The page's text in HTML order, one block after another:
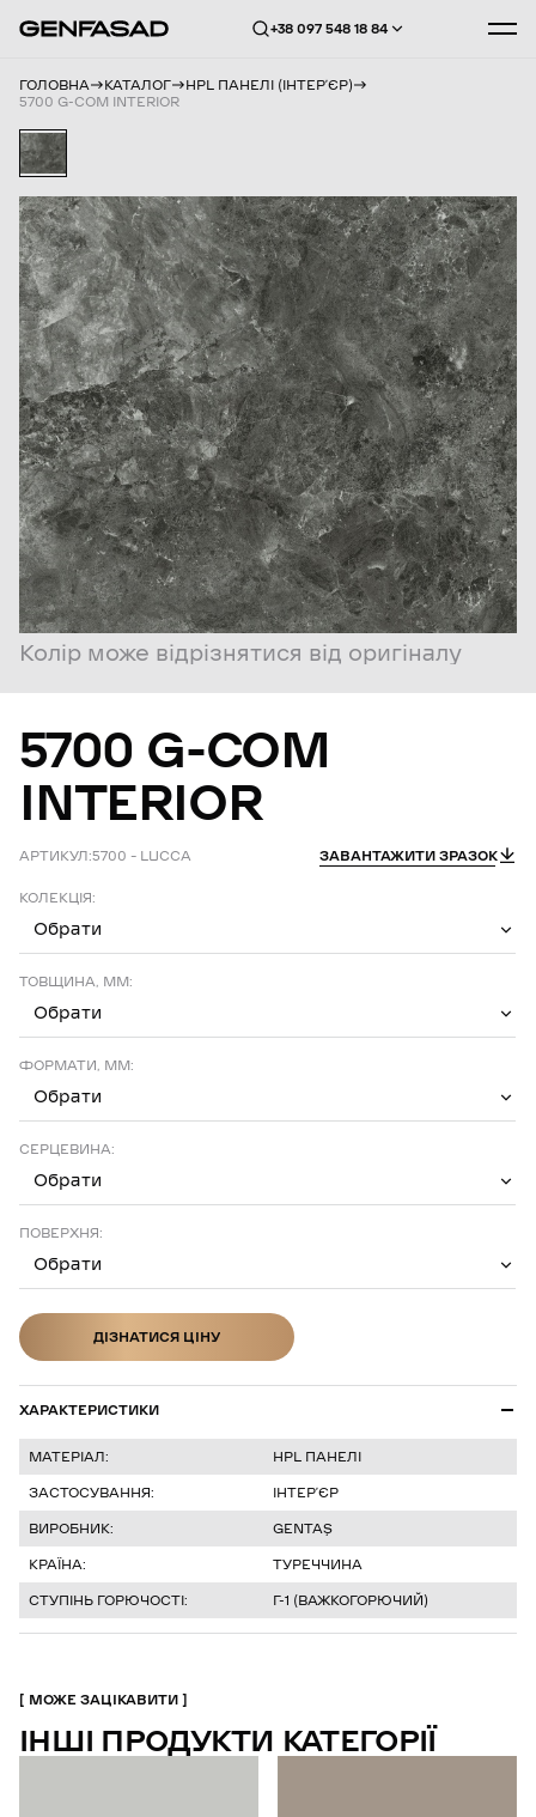
+38 097 548 18 84
ГОЛОВНА КАТАЛОГ
HPL ПАНЕЛІ (ІНТЕРʼЄР)
5700 G-COM INTERIOR
Колір може відрізнятися від оригіналу
5700 G-COM
INTERIOR
АРТИКУЛ:5700 – LUCCA ЗАВАНТАЖИТИ ЗРАЗОК
КОЛЕКЦІЯ:
Обрати
ТОВЩИНА, ММ:
Обрати
ФОРМАТИ, ММ:
Обрати
СЕРЦЕВИНА:
Обрати
ПОВЕРХНЯ:
Обрати
ДІЗНАТИСЯ ЦІНУ
ХАРАКТЕРИСТИКИ
МАТЕРІАЛ:
HPL ПАНЕЛІ
ЗАСТОСУВАННЯ:
ІНТЕР’ЄР
ВИРОБНИК:
GENTAŞ
КРАЇНА:
ТУРЕЧЧИНА
СТУПІНЬ ГОРЮЧОСТІ:
Г-1 (ВАЖКОГОРЮЧИЙ)
МОЖЕ ЗАЦІКАВИТИ
ІНШІ ПРОДУКТИ КАТЕГОРІЇ